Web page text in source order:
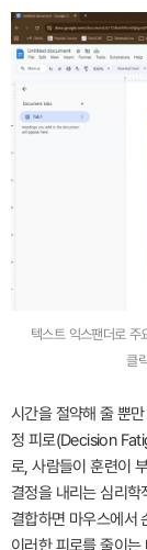
텍스트 익스팬더로
클
시간을 절약해 줄 뿐
정 피로(Decision
로, 사람들이 훈련이
결정을 내리는 심리
결합하면 마우스에서
이러한 피로를 줄이